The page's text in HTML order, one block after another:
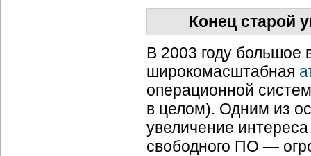
Конец старой
В 2003 году большое
широкомасштабная
операционной
в целом). Одним из
увеличение
свободного ПО —